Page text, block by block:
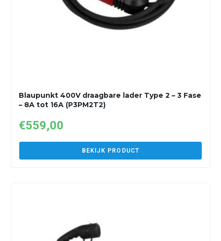
Blaupunkt 400V draagbare lader Type 2 – 3 Fase
– 8A tot 16A (P3PM2T2)
€559,00
BEKIJK PRODUCT